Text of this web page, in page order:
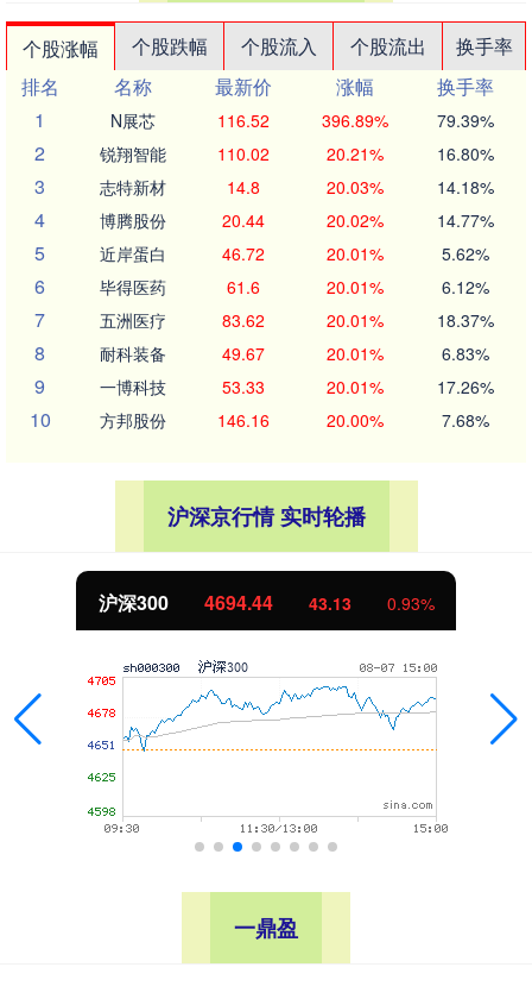
个股涨幅 个股跌幅 个股流入 个股流出
换手率
排名
名称 最新价 涨幅
换手率
1
N展芯 116.52 396.89% 79.39%
2 锐翔智能 110.02 20.21% 16.80%
3 志特新材 14.8 20.03% 14.18%
4 博腾股份 20.44 20.02% 14.77%
5 近岸蛋白 46.72 20.01% 5.62%
6 毕得医药 61.6 20.01% 6.12%
7 五洲医疗 83.62 20.01% 18.37%
8 耐科装备 49.67 20.01% 6.83%
9 一博科技 53.33 20.01% 17.26%
10 方邦股份 146.16 20.00% 7.68%
沪深京行情 实时轮播
43.13 0.93%
一鼎盈